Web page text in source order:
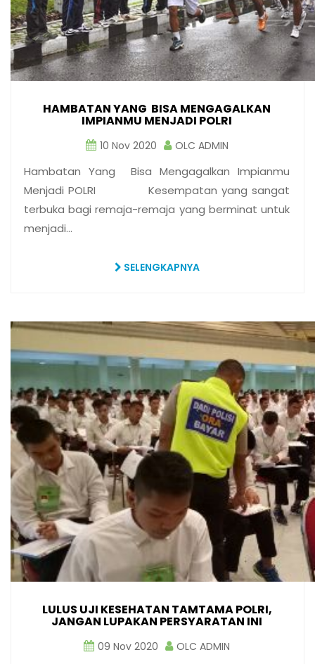
HAMBATAN YANG BISA MENGAGALKAN
IMPIANMU MENJADI POLRI
10 Nov 2020 OLC ADMIN
Hambatan Yang Bisa Mengagalkan Impianmu
Menjadi POLRI Kesempatan yang sangat
terbuka bagi remaja-remaja yang berminat untuk
menjadi…
SELENGKAPNYA
LULUS UJI KESEHATAN TAMTAMA POLRI,
JANGAN LUPAKAN PERSYARATAN INI
09 Nov 2020 OLC ADMIN